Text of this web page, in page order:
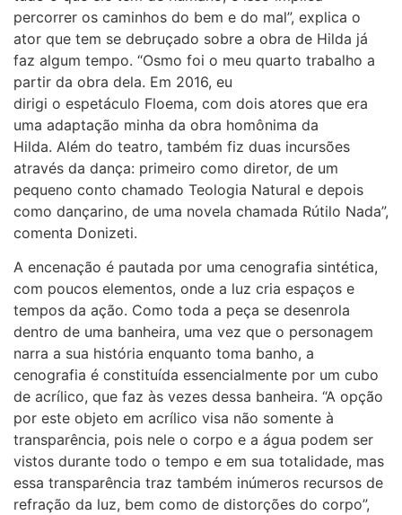
percorrer os caminhos do bem e do mal”, explica o
ator que tem se debruçado sobre a obra de Hilda já
faz algum tempo. “Osmo foi o meu quarto trabalho a
partir da obra dela. Em 2016, eu
dirigi o espetáculo Floema, com dois atores que era
uma adaptação minha da obra homônima da
Hilda. Além do teatro, também fiz duas incursões
através da dança: primeiro como diretor, de um
pequeno conto chamado Teologia Natural e depois
como dançarino, de uma novela chamada Rútilo Nada”,
comenta Donizeti.
A encenação é pautada por uma cenografia sintética,
com poucos elementos, onde a luz cria espaços e
tempos da ação. Como toda a peça se desenrola
dentro de uma banheira, uma vez que o personagem
narra a sua história enquanto toma banho, a
cenografia é constituída essencialmente por um cubo
de acrílico, que faz às vezes dessa banheira. “A opção
por este objeto em acrílico visa não somente à
transparência, pois nele o corpo e a água podem ser
vistos durante todo o tempo e em sua totalidade, mas
essa transparência traz também inúmeros recursos de
refração da luz, bem como de distorções do corpo”,